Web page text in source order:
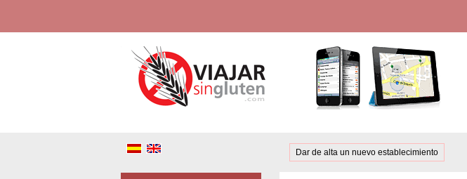
Dar de alta un nuevo establecimiento